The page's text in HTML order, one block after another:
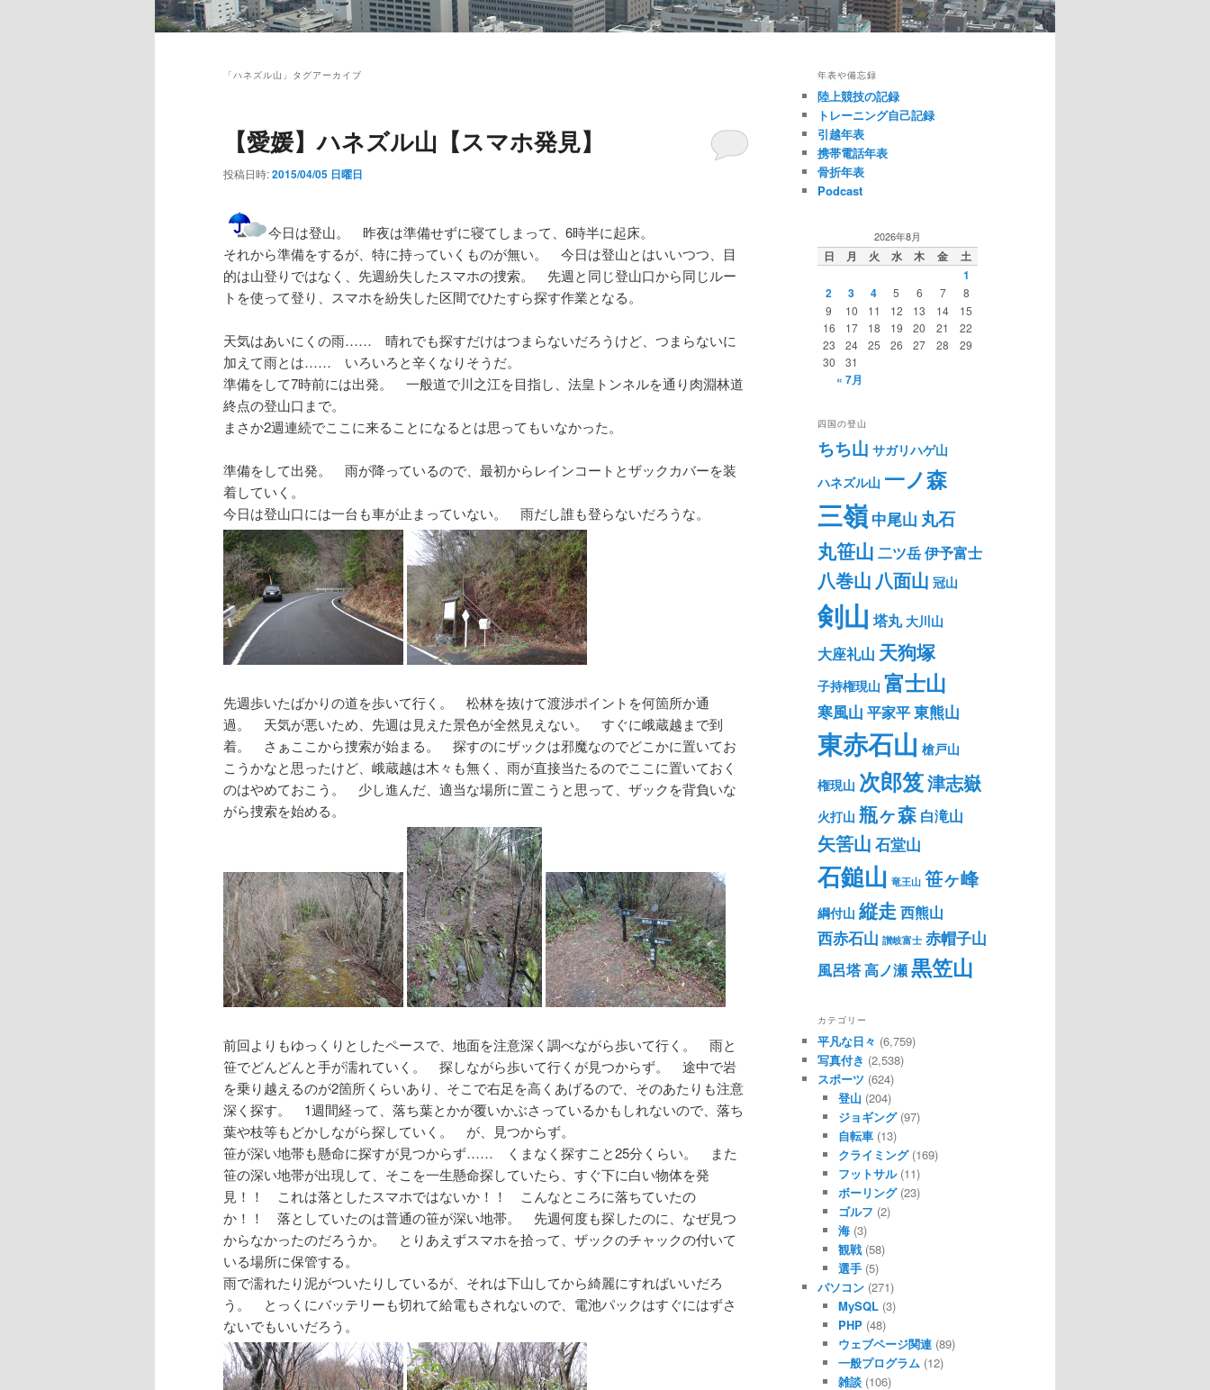
「ハネズル山 」タグアーカイブ
【愛媛】ハネズル山【スマホ発見】
投稿日時:2015/04/05 日曜日
今日は登山。 昨夜は準備せずに寝てしまって、6時半に起床。
それから準備をするが、特に持っていくものが無い。 今日は登山とはいいつつ、目
的は山登りではなく、先週紛失したスマホの捜索。 先週と同じ登山口から同じルー
トを使って登り、スマホを紛失した区間でひたすら探す作業となる。
天気はあいにくの雨…… 晴れでも探すだけはつまらないだろうけど、つまらないに
加えて雨とは…… いろいろと辛くなりそうだ。
準備をして7時前には出発。 一般道で川之江を目指し、法皇トンネルを通り肉淵林道
終点の登山口まで。
まさか2週連続でここに来ることになるとは思ってもいなかった。
準備をして出発。 雨が降っているので、最初からレインコートとザックカバーを装
着していく。
今日は登山口には一台も車が止まっていない。 雨だし誰も登らないだろうな。
先週歩いたばかりの道を歩いて行く。 松林を抜けて渡渉ポイントを何箇所か通
過。 天気が悪いため、先週は見えた景色が全然見えない。 すぐに峨蔵越まで到
着。 さぁここから捜索が始まる。 探すのにザックは邪魔なのでどこかに置いてお
こうかなと思ったけど、峨蔵越は木々も無く、雨が直接当たるのでここに置いておく
のはやめておこう。 少し進んだ、適当な場所に置こうと思って、ザックを背負いな
がら捜索を始める。
前回よりもゆっくりとしたペースで、地面を注意深く調べながら歩いて行く。 雨と
笹でどんどんと手が濡れていく。 探しながら歩いて行くが見つからず。 途中で岩
を乗り越えるのが2箇所くらいあり、そこで右足を高くあげるので、そのあたりも注意
深く探す。 1週間経って、落ち葉とかが覆いかぶさっているかもしれないので、落ち
葉や枝等もどかしながら探していく。 が、見つからず。
笹が深い地帯も懸命に探すが見つからず…… くまなく探すこと25分くらい。 また
笹の深い地帯が出現して、そこを一生懸命探していたら、すぐ下に白い物体を発
見！！ これは落としたスマホではないか！！ こんなところに落ちていたの
か！！ 落としていたのは普通の笹が深い地帯。 先週何度も探したのに、なぜ見つ
からなかったのだろうか。 とりあえずスマホを拾って、ザックのチャックの付いて
いる場所に保管する。
雨で濡れたり泥がついたりしているが、それは下山してから綺麗にすればいいだろ
う。 とっくにバッテリーも切れて給電もされないので、電池パックはすぐにはずさ
ないでもいいだろう。
年表や備忘録
陸上競技の記録
トレーニング自己記録
引越年表
携帯電話年表
骨折年表
Podcast
2026年8月
日 月 火 水 木 金
土
1
2
3 4 5 6 7
8
9
10 11 12 13 14
15
16
17 18 19 20 21
22
23
24 25 26 27 28
29
30
31
« 7月
四国の登山
ちち山 サガリハゲ山
ハネズル山 一ノ森
三嶺 中尾山 丸石
丸笹山 二ツ岳伊予富士
八巻山 八面山 冠山
剣山 塔丸 大川山
大座礼山 天狗塚
子持権現山 富士山
寒風山 平家平東熊山
東赤石山 槍戸山
権現山 次郎笈津志嶽
火打山 瓶ヶ森 白滝山
矢筈山 石堂山
石鎚山 竜王山 笹ヶ峰
綱付山 縦走西熊山
西赤石山 讃岐富士 赤帽子山
風呂塔高ノ瀬黒笠山
カテゴリー
平凡な日々 (6,759)
写真付き (2,538)
スポーツ (624)
登山 (204)
ジョギング(97)
自転車(13)
クライミング(169)
フットサル(11)
ボーリング(23)
ゴルフ (2)
海(3)
観戦(58)
選手(5)
パソコン (271)
MySQL(3)
PHP(48)
ウェブページ関連(89)
一般プログラム (12)
雑談(106)